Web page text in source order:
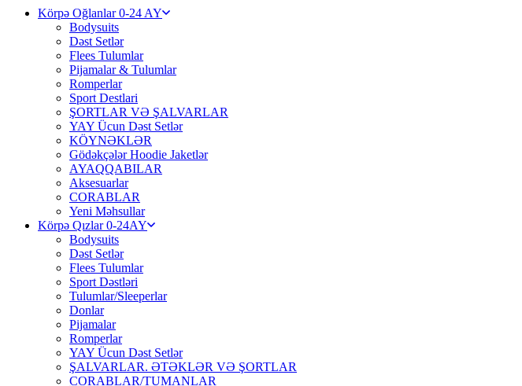
Körpə Oğlanlar 0-24 AY
Bodysuits
Dəst Setlər
Flees Tulumlar
Pijamalar & Tulumlar
Romperlar
Sport Destlari
ŞORTLAR VƏ ŞALVARLAR
YAY Ücun Dəst Setlər
KÖYNƏKLƏR
Gödəkçələr Hoodie Jaketlər
AYAQQABILAR
Aksesuarlar
CORABLAR
Yeni Məhsullar
Körpə Qızlar 0-24AY
Bodysuits
Dəst Setlər
Flees Tulumlar
Sport Dəstləri
Tulumlar/Sleeperlar
Donlar
Pijamalar
Romperlar
YAY Ücun Dəst Setlər
ŞALVARLAR. ƏTƏKLƏR VƏ ŞORTLAR
CORABLAR/TUMANLAR